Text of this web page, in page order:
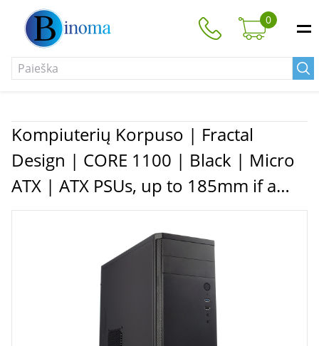
0
Kompiuterių Korpuso | Fractal
Design | CORE 1100 | Black | Micro
ATX | ATX PSUs, up to 185mm if a
typical-length optical drive is